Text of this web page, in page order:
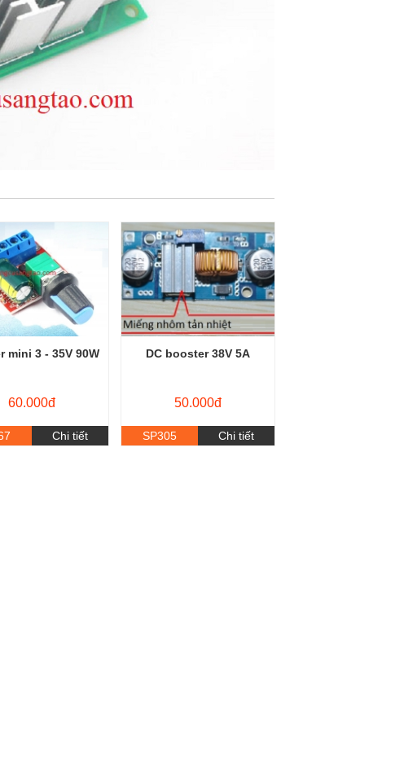
mini 3 - 35V 90W
60.000đ
Chi tiết
DC booster 38V 5A
50.000đ
SP305 Chi tiết